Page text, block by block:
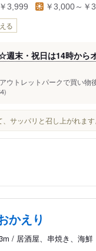
3,999 ￥3,000～￥
る
週末・祝日は14時から
ウトレットパークで買い物
サッパリと召し上がれ
かえり
/ 居酒屋、串焼き、海鮮